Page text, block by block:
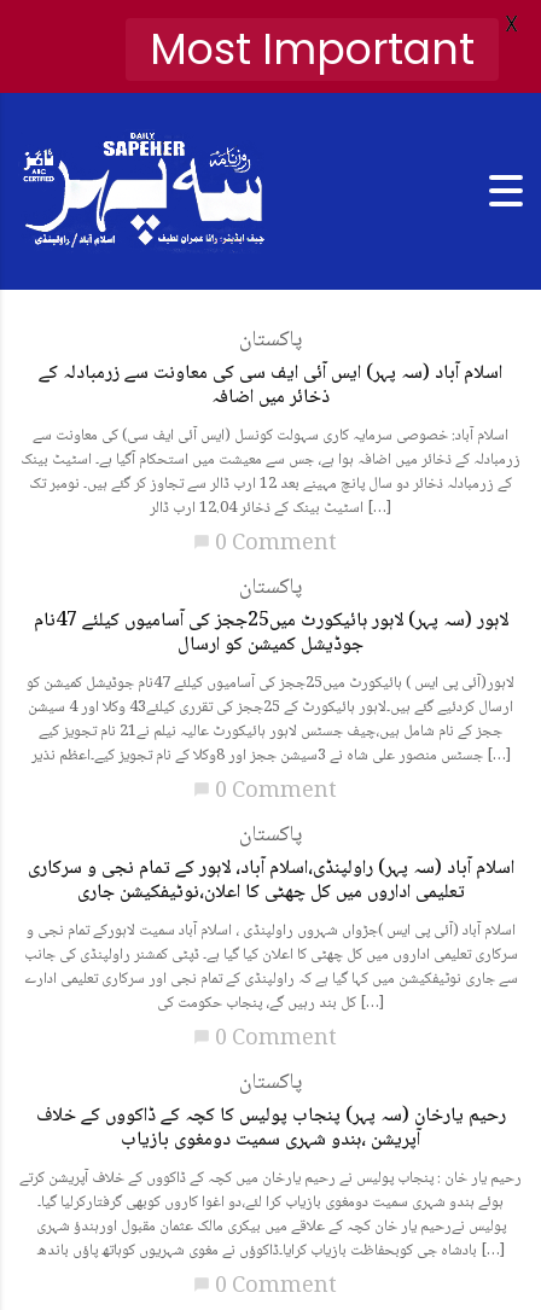
پاکستان
اسلام آباد (سہ پہر) ایس آئی ایف سی کی معاونت سے زرمبادلہ کے
ذخائر میں اضافہ
اسلام آباد: خصوصی سرمایہ کاری سہولت کونسل (ایس آئی ایف سی) کی معاونت سے
زرمبادلہ کے ذخائر میں اضافہ ہوا ہے، جس سے معیشت میں استحکام آگیا ہے۔ اسٹیٹ بینک
کے زرمبادلہ ذخائر دو سال پانچ مہینے بعد 12 ارب ڈالر سے تجاوز کر گئے ہیں۔ نومبر تک
اسٹیٹ بینک کے ذخائر 12.04 ارب ڈالر […]
0 Comment
پاکستان
لاہور (سہ پہر) لاہور ہائیکورٹ میں25ججز کی آسامیوں کیلئے 47نام
جوڈیشل کمیشن کو ارسال
لاہور(آئی پی ایس ) ہائیکورٹ میں25ججز کی آسامیوں کیلئے 47نام جوڈیشل کمیشن کو
ارسال کردئیے گئے ہیں۔لاہور ہائیکورٹ کے 25ججز کی تقرری کیلئے43 وکلا اور 4 سیشن
ججز کے نام شامل ہیں،چیف جسٹس لاہور ہائیکورٹ عالیہ نیلم نے21 نام تجویز کیے
جسٹس منصور علی شاہ نے 3سیشن ججز اور 8وکلا کے نام تجویز کیے۔اعظم نذیر […]
0 Comment
پاکستان
اسلام آباد (سہ پہر) راولپنڈی،اسلام آباد، لاہور کے تمام نجی و سرکاری
تعلیمی اداروں میں کل چھٹی کا اعلان،نوٹیفکیشن جاری
اسلام آباد (آئی پی ایس )جڑواں شہروں راولپنڈی ، اسلام آباد سمیت لاہورکے تمام نجی و
سرکاری تعلیمی اداروں میں کل چھٹی کا اعلان کیا گیا ہے۔ ڈپٹی کمشنر راولپنڈی کی جانب
سے جاری نوٹیفکیشن میں کہا گیا ہے کہ راولپنڈی کے تمام نجی اور سرکاری تعلیمی ادارے
کل بند رہیں گے، پنجاب حکومت کی […]
0 Comment
پاکستان
رحیم یارخان (سہ پہر) پنجاب پولیس کا کچہ کے ڈاکووں کے خلاف
آپریشن ،ہندو شہری سمیت دومغوی بازیاب
رحیم یار خان : پنجاب پولیس نے رحیم یارخان میں کچہ کے ڈاکووں کے خلاف آپریشن کرتے
ہوئے ہندو شہری سمیت دومغوی بازیاب کرا لئے،دو اغوا کاروں کوبھی گرفتارکرلیا گیا۔
پولیس نےرحیم یار خان کچہ کے علاقے میں بیکری مالک عثمان مقبول اورہندؤ شہری
بادشاہ جی کوبحفاظت بازیاب کرایا۔ڈاکوؤں نے مغوی شہریوں کوہاتھ پاؤں باندھ […]
0 Comment
Most Important X